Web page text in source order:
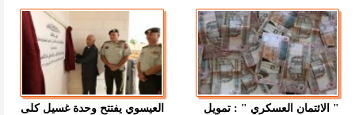
" الائتمان العسكري " : تمويل
العيسوي يفتتح وحدة غسيل كلى